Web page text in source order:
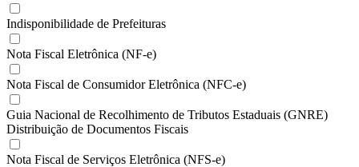
Indisponibilidade de Prefeituras
Nota Fiscal Eletrônica (NF-e)
Nota Fiscal de Consumidor Eletrônica (NFC-e)
Guia Nacional de Recolhimento de Tributos Estaduais (GNRE)
Distribuição de Documentos Fiscais
Nota Fiscal de Serviços Eletrônica (NFS-e)